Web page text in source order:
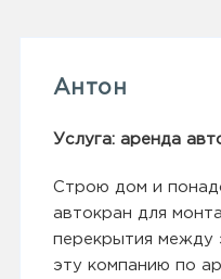
Антон
Услуга: аренда
Строю дом и
автокран для
перекрытия между
эту компанию по